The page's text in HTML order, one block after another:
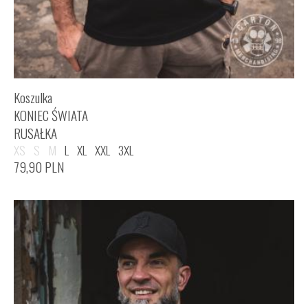
Koszulka
KONIEC ŚWIATA
RUSAŁKA
XS S M L XL XXL 3XL
79,90 PLN